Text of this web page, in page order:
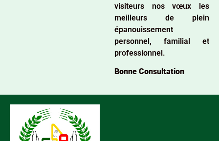
visiteurs nos vœux les
meilleurs de plein
épanouissement
personnel, familial et
professionnel.
Bonne Consultation